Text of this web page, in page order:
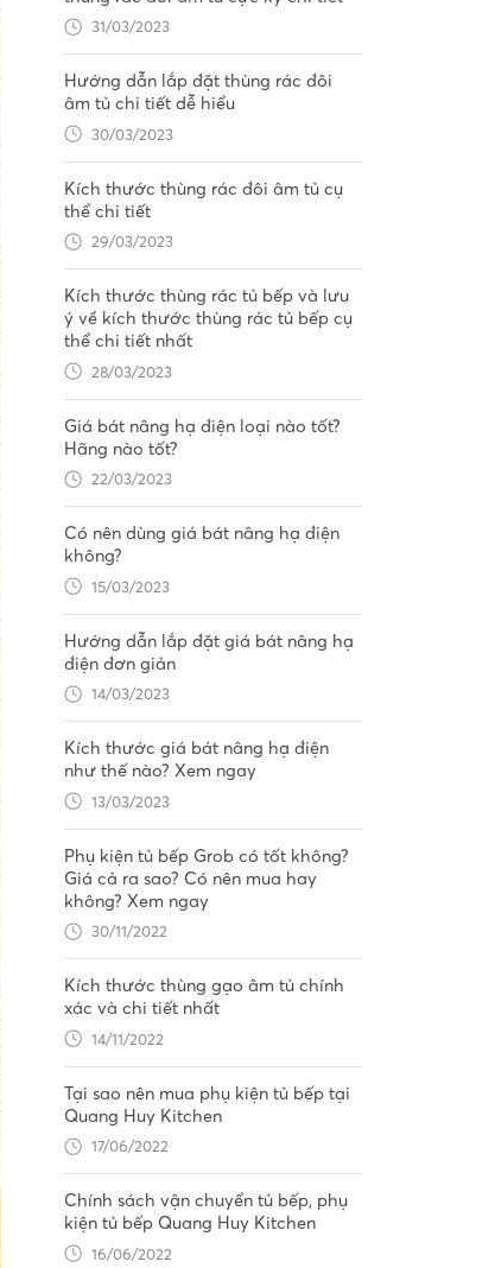
31/03/2023
Hướng dẫn lắp đặt thùng rác đôi
âm tủ chi tiết dễ hiểu
30/03/2023
Kích thước thùng rác đôi âm tủ cụ
thể chi tiết
29/03/2023
Kích thước thùng rác tủ bếp và lưu
ý về kích thước thùng rác tủ bếp cụ
thể chi tiết nhất
28/03/2023
Giá bát nâng hạ điện loại nào tốt?
Hãng nào tốt?
22/03/2023
Có nên dùng giá bát nâng hạ điện
không?
15/03/2023
Hướng dẫn lắp đặt giá bát nâng hạ
điện đơn giản
14/03/2023
Kích thước giá bát nâng hạ điện
như thế nào? Xem ngay
13/03/2023
Phụ kiện tủ bếp Grob có tốt không?
Giá cả ra sao? Có nên mua hay
không? Xem ngay
30/11/2022
Kích thước thùng gạo âm tủ chính
xác và chi tiết nhất
14/11/2022
Tại sao nên mua phụ kiện tủ bếp tại
Quang Huy Kitchen
17/06/2022
Chính sách vận chuyển tủ bếp, phụ
kiện tủ bếp Quang Huy Kitchen
16/06/2022